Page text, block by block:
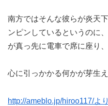
南方ではそんな彼らが炎天
ンピンしているというのに
が真っ先に電車で席に座り
心に引っかかる何かが芽生
http://ameblo.jp/hiroo117/より